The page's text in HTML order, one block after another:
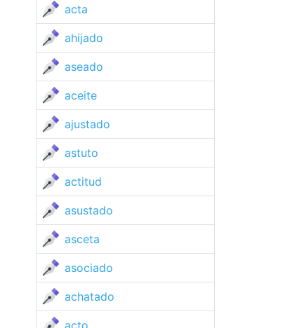
acta
ahijado
aseado
aceite
ajustado
astuto
actitud
asustado
asceta
asociado
achatado
acto